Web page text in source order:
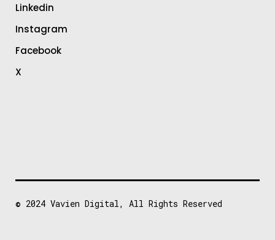
Linkedin
Instagram
Facebook
X
© 2024 Vavien Digital , All Rights Reserved